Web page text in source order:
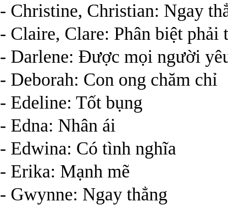
- Christine, Christian: Ngay
- Claire, Clare: Phân biệt phải
- Darlene: Được mọi người
- Deborah: Con ong chăm chỉ
- Edeline: Tốt bụng
- Edna: Nhân ái
- Edwina: Có tình nghĩa
- Erika: Mạnh mẽ
- Gwynne: Ngay thẳng